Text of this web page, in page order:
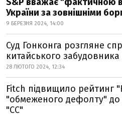
України за зовнішніми
9 БЕРЕЗНЯ 2024, 14:00
Суд Гонконга розгляне
китайського
28 ЛЮТОГО 2024, 12:34
Fitch підвищило рейтинг
"обмеженого дефолту"
"CC"